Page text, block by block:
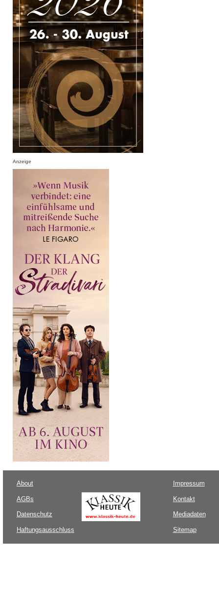
Anzeige
About
AGBs
Datenschutz
Haftungsausschluss
Impressum
Kontakt
Mediadaten
Sitemap